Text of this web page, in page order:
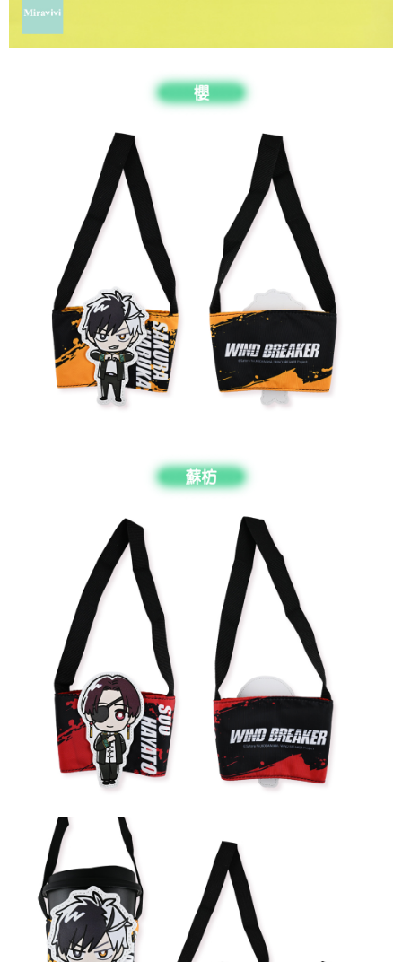
４．使用「AFTEE先享後付」時，將依據個別帳號之用戶狀況，依本公司即